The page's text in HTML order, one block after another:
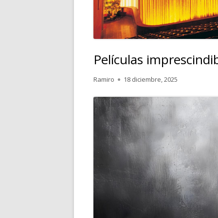
Películas
Autor
Ramiro
Publicado
18 diciembre, 2025